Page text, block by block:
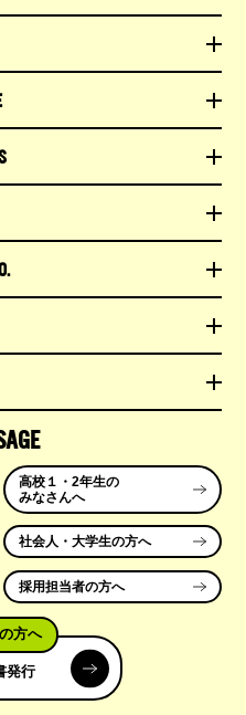
高校１・2年生の
みなさんへ
社会人・大学生の方へ
採用担当者の方へ
方へ
発行